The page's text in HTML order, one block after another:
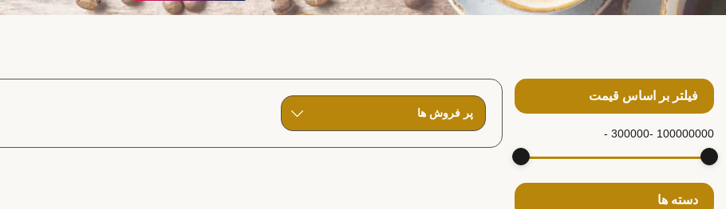
فیلتر بر اساس قیمت
300000 - 100000000 -
دسته ها